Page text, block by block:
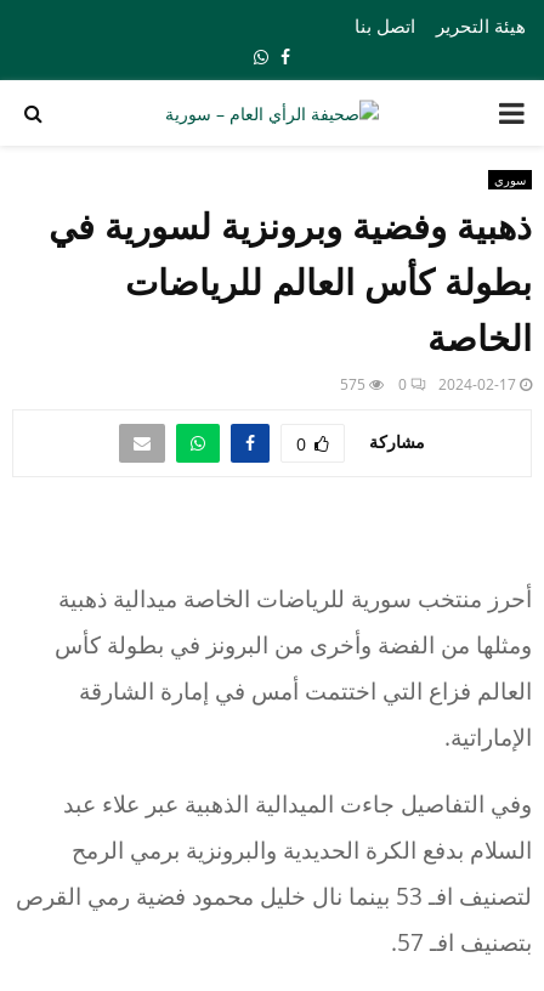
هيئة التحرير اتصل بنا
Facebook
Whatsapp
PRIMARY
MENU
سوري
ذهبية وفضية وبرونزية لسورية في
بطولة كأس العالم للرياضات
الخاصة
2024-02-17
0
575
مشاركة 0
أحرز منتخب سورية للرياضات الخاصة ميدالية ذهبية
ومثلها من الفضة وأخرى من البرونز في بطولة كأس
العالم فزاع التي اختتمت أمس في إمارة الشارقة
الإماراتية.
وفي التفاصيل جاءت الميدالية الذهبية عبر علاء عبد
السلام بدفع الكرة الحديدية والبرونزية برمي الرمح
لتصنيف افـ 53 بينما نال خليل محمود فضية رمي القرص
بتصنيف افـ 57.